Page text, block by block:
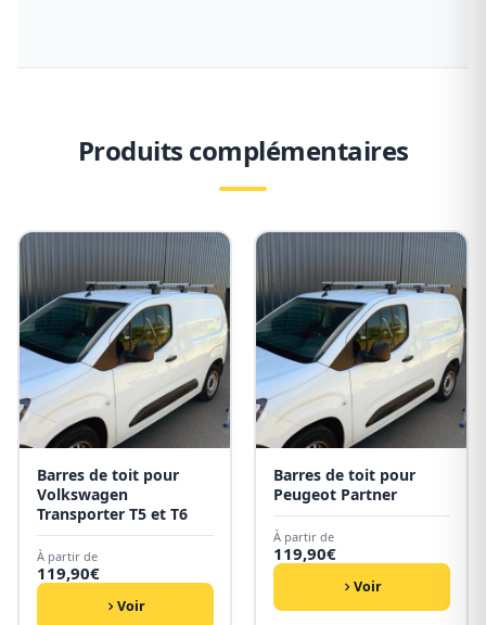
Produits complémentaires
Barres de toit pour
Volkswagen
Transporter T5 et T6
À partir de
119,90€
Voir
Barres de toit pour
Peugeot Partner
À partir de
119,90€
Voir